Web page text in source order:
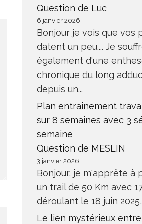
Question de Luc
6 janvier 2026
Bonjour je vois que vos
datent un peu.... Je
également d'une
chronique du long
depuis un...
Plan entrainement
sur 8 semaines avec 3
semaine
Question de MESLIN
3 janvier 2026
Bonjour, je m'apprête à
un trail de 50 Km avec
déroulant le 18 juin
Le lien mystérieux entre